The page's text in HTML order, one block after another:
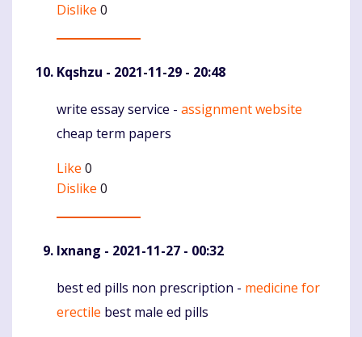
Dislike 0
Kqshzu - 2021-11-29 - 20:48
Komentaras
write essay service - assignment website
cheap term papers
Like 0
Dislike 0
Ixnang - 2021-11-27 - 00:32
Komentaras
best ed pills non prescription - medicine for
erectile best male ed pills